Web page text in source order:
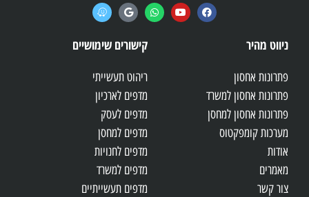
ניווט מהיר
פתרונות אחסון
פתרונות אחסון למשרד
פתרונות אחסון למחסן
מערכות קומפקטוס
אודות
מאמרים
צור קשר
קישורים שימושיים
ריהוט תעשייתי
מדפים לארכיון
מדפים לעסק
מדפים למחסן
מדפים לחנויות
מדפים למשרד
מדפים תעשייתיים